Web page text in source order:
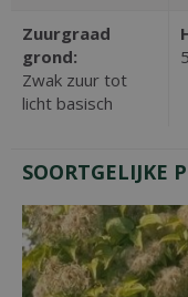
Zuurgraad
grond:
Zwak zuur tot
licht basisch
SOORTGELIJKE